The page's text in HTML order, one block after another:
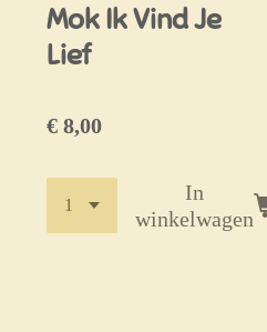
Mok Ik Vind Je
Lief
€ 8,00
In
winkelwagen